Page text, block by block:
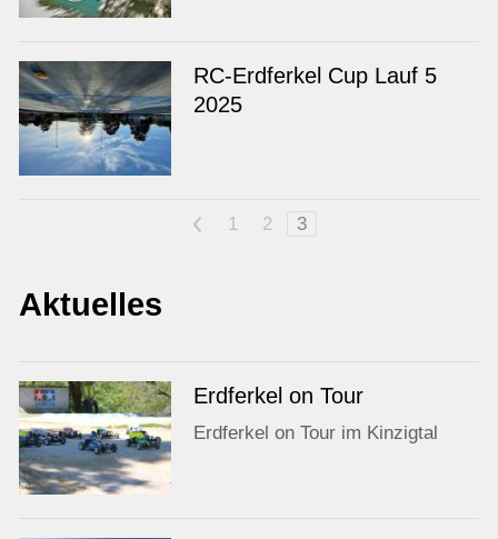
RC-Erdferkel Cup Lauf 5
2025
< 1 2 3
Aktuelles
Erdferkel on Tour
Erdferkel on Tour im Kinzigtal